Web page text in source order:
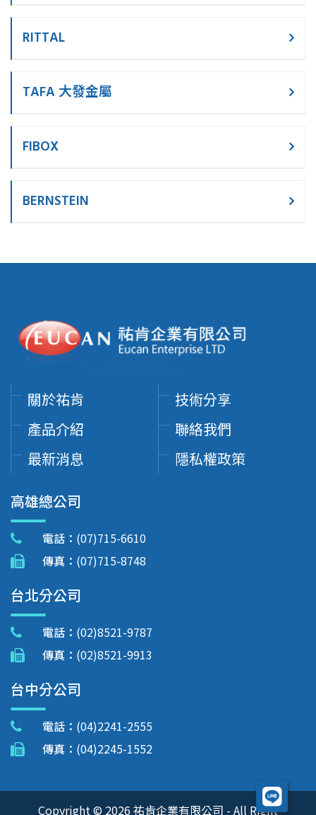
RITTAL
TAFA 大發金屬
FIBOX
BERNSTEIN
關於祐肯
產品介紹
最新消息
技術分享
聯絡我們
隱私權政策
高雄總公司
電話： (07)715-6610
傳真： (07)715-8748
台北分公司
電話： (02)8521-9787
傳真： (02)8521-9913
台中分公司
電話： (04)2241-2555
傳真： (04)2245-1552
Copyright © 2026 祐肯企業有限公司 - All Right